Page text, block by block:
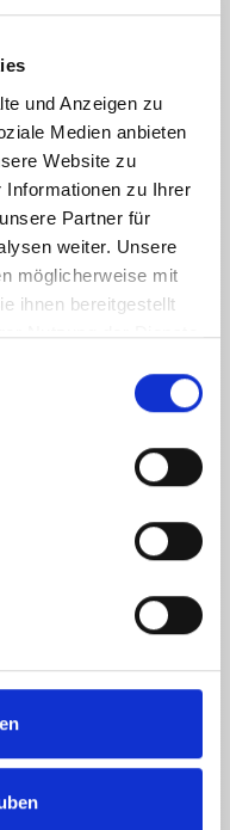
und Anzeigen zu
Medien anbieten
Website zu
Informationen zu Ihrer
Partner für
weiter. Unsere
möglicherweise mit
ihnen bereitgestellt
Nutzung der Dienste
LxB:
0,7085kg